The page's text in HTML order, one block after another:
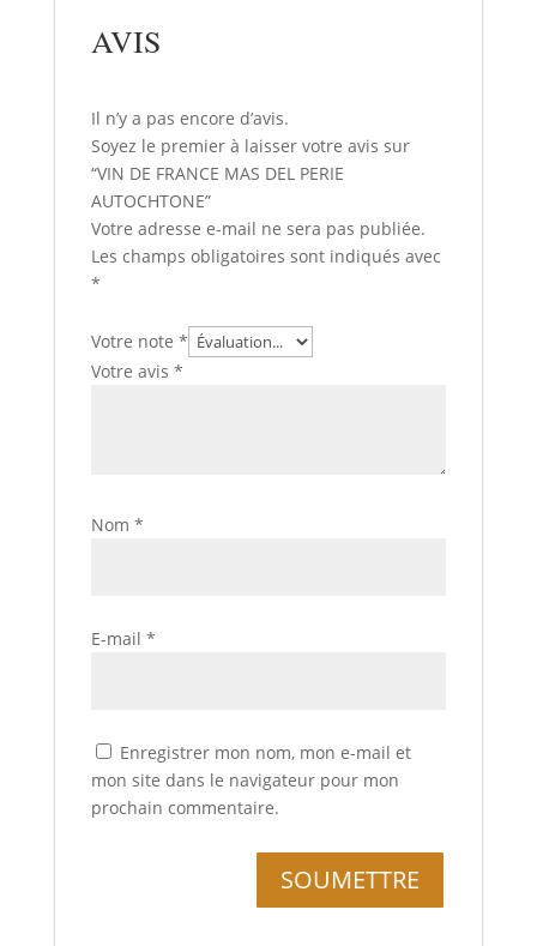
AVIS
Il n’y a pas encore d’avis.
Soyez le premier à laisser votre avis sur
“VIN DE FRANCE MAS DEL PERIE
AUTOCHTONE”
Votre adresse e-mail ne sera pas publiée.
Les champs obligatoires sont indiqués avec
*
Votre note *
Votre avis *
Nom *
E-mail *
Enregistrer mon nom, mon e-mail et
mon site dans le navigateur pour mon
prochain commentaire.